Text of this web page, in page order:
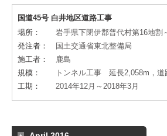
国道45号 白井地区道路工事
場所：
岩手県下閉伊郡普代村第16地割
発注者：
国土交通省東北整備局
施工者：
鹿島
規模：
トンネル工事 延長2,058m，
工期：
2014年12月～2018年3月